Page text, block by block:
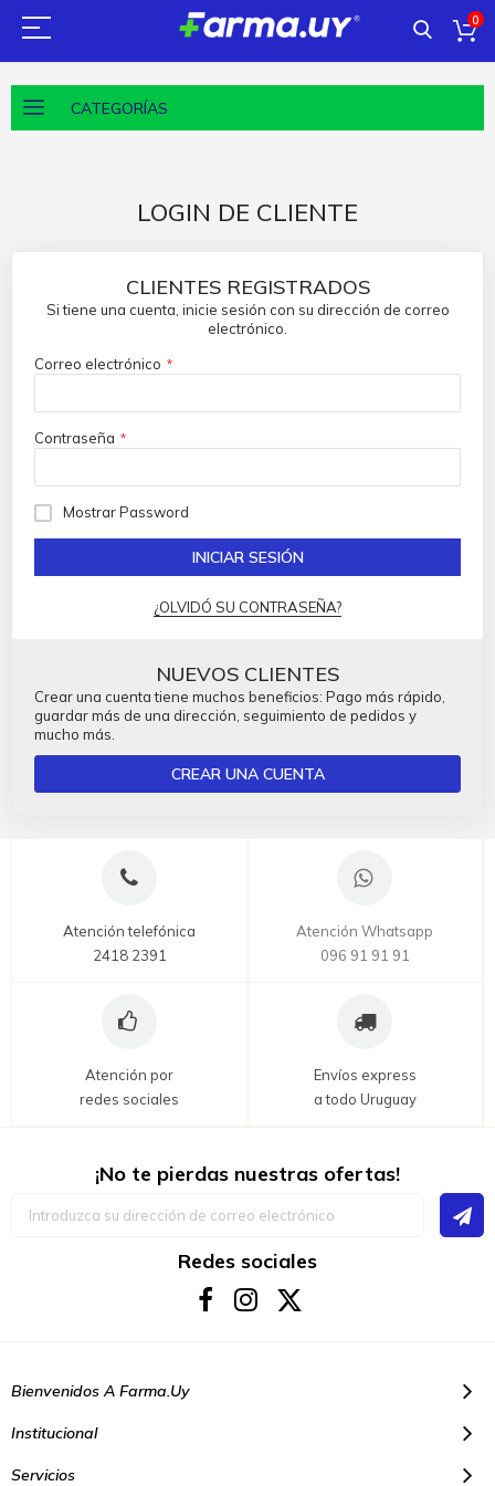
0
CATEGORÍAS
LOGIN DE CLIENTE
CLIENTES REGISTRADOS
Si tiene una cuenta, inicie sesión con su dirección de correo
electrónico.
Correo electrónico
Contraseña
Mostrar Password
INICIAR SESIÓN
¿OLVIDÓ SU CONTRASEÑA?
NUEVOS CLIENTES
Crear una cuenta tiene muchos beneficios: Pago más rápido,
guardar más de una dirección, seguimiento de pedidos y
mucho más.
CREAR UNA CUENTA
Atención telefónica
2418 2391
Atención Whatsapp
096 91 91 91
Atención por
redes sociales
Envíos express
a todo Uruguay
¡No te pierdas nuestras ofertas!
Redes sociales
Bienvenidos A Farma.uy
Institucional
Servicios